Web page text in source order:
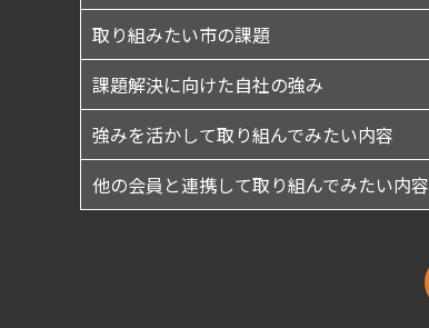
取り組みたい市の課題
課題解決に向けた自社の強み
強みを活かして取り組んでみたい内容
他の会員と連携して取り組んでみたい内容